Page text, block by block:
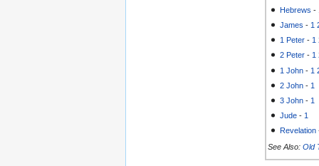
Hebrews -
James - 1
1 Peter - 1
2 Peter -1
1 John - 1
2 John - 1
3 John - 1
Jude - 1
Revelation
See Also: Old